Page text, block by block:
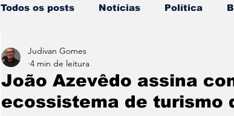
Todos os posts Notícias Política
Entretenimento
João Azevêdo assina
ecossistema de turismo
Judivan Gomes
4 min de leitura